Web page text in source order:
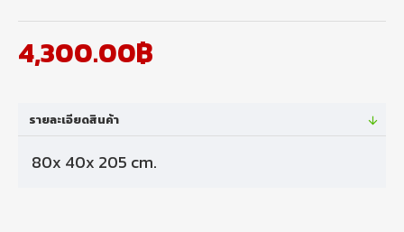
4,300.00฿
รายละเอียดสินค้า
80x 40x 205 cm.